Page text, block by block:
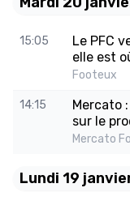
15:05
Le PFC
elle est
Footeux
14:15
Mercato
sur le
Mercato
Lundi 19